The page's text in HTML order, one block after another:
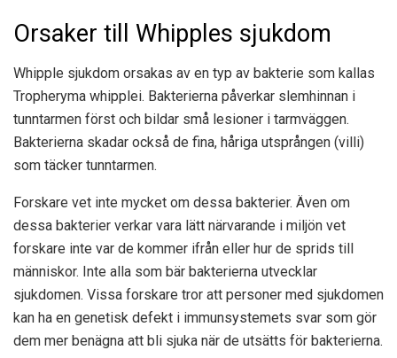
Orsaker till Whipples sjukdom
Whipple sjukdom orsakas av en typ av bakterie som kallas
Tropheryma whipplei. Bakterierna påverkar slemhinnan i
tunntarmen först och bildar små lesioner i tarmväggen.
Bakterierna skadar också de fina, håriga utsprången (villi)
som täcker tunntarmen.
Forskare vet inte mycket om dessa bakterier. Även om
dessa bakterier verkar vara lätt närvarande i miljön vet
forskare inte var de kommer ifrån eller hur de sprids till
människor. Inte alla som bär bakterierna utvecklar
sjukdomen. Vissa forskare tror att personer med sjukdomen
kan ha en genetisk defekt i immunsystemets svar som gör
dem mer benägna att bli sjuka när de utsätts för bakterierna.